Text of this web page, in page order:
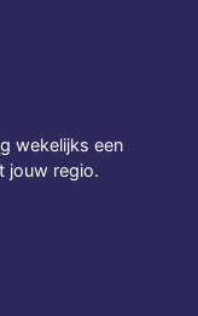
wekelijks een
jouw regio.